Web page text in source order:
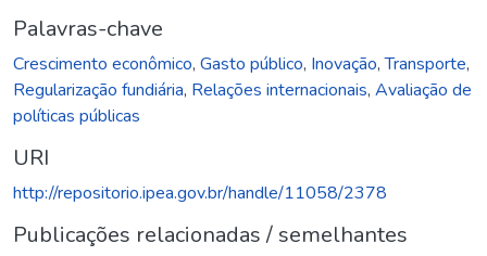
Palavras-chave
Crescimento econômico, Gasto público, Inovação,Transporte,
Regularização fundiária, Relações internacionais, Avaliação de
políticas públicas
URI
http://repositorio.ipea.gov.br/handle/11058/2378
Publicações relacionadas / semelhantes